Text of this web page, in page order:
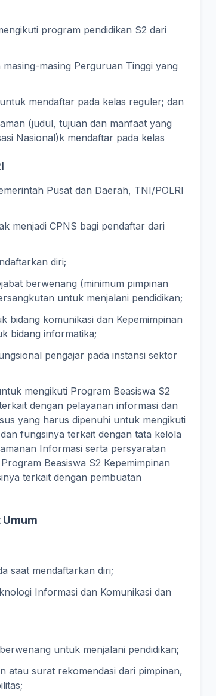
program pendidikan S2 dari
masing Perguruan Tinggi yang
mendaftar pada kelas reguler; dan
(judul, tujuan dan manfaat yang
Nasional)k mendaftar pada kelas
Pusat dan Daerah, TNI/POLRI
menjadi CPNS bagi pendaftar dari
diri;
berwenang (minimum pimpinan
untuk menjalani pendidikan;
bidang komunikasi dan Kepemimpinan
bidang informatika;
pengajar pada instansi sektor
mengikuti Program Beasiswa S2
dengan pelayanan informasi dan
yang harus dipenuhi untuk mengikuti
fungsinya terkait dengan tata kelola
Informasi serta persyaratan
Beasiswa S2 Kepemimpinan
terkait dengan pembuatan
saat mendaftarkan diri;
Informasi dan Komunikasi dan
untuk menjalani pendidikan;
atau surat rekomendasi dari pimpinan,